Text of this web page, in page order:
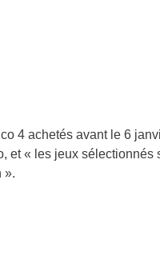
4 achetés avant le 6
et « les jeux sélectionnés
».